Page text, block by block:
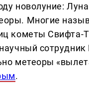
новолуние:
Многие
кометы Свифта-
метеоры
.